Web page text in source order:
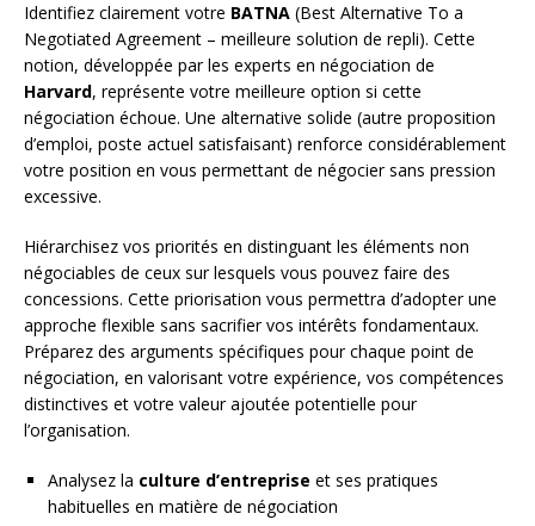
Identifiez clairement votre BATNA (Best Alternative To a
Negotiated Agreement – meilleure solution de repli). Cette
notion, développée par les experts en négociation de
Harvard, représente votre meilleure option si cette
négociation échoue. Une alternative solide (autre proposition
d’emploi, poste actuel satisfaisant) renforce considérablement
votre position en vous permettant de négocier sans pression
excessive.
Hiérarchisez vos priorités en distinguant les éléments non
négociables de ceux sur lesquels vous pouvez faire des
concessions. Cette priorisation vous permettra d’adopter une
approche flexible sans sacrifier vos intérêts fondamentaux.
Préparez des arguments spécifiques pour chaque point de
négociation, en valorisant votre expérience, vos compétences
distinctives et votre valeur ajoutée potentielle pour
l’organisation.
Analysez la culture d’entreprise et ses pratiques
habituelles en matière de négociation